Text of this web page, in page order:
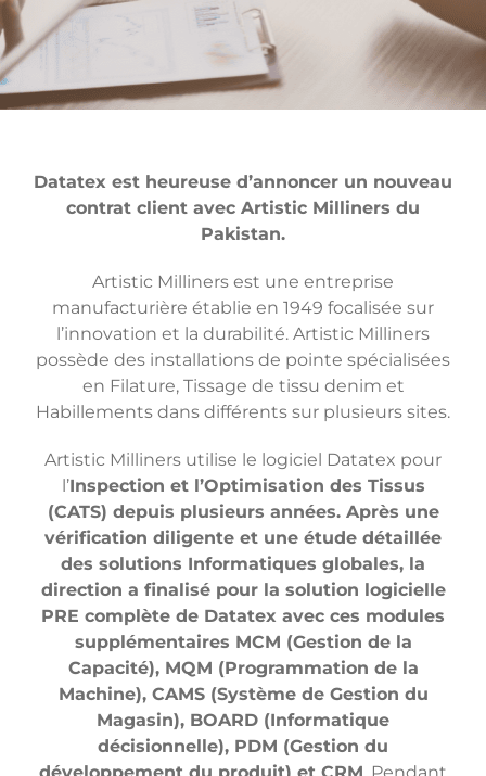
Datatex est heureuse d’annoncer un nouveau
contrat client avec Artistic Milliners du
Pakistan.
Artistic Milliners est une entreprise
manufacturière établie en 1949 focalisée sur
l’innovation et la durabilité. Artistic Milliners
possède des installations de pointe spécialisées
en Filature, Tissage de tissu denim et
Habillements dans différents sur plusieurs sites.
Artistic Milliners utilise le logiciel Datatex pour
l’Inspection et l’Optimisation des Tissus
(CATS) depuis plusieurs années. Après une
vérification diligente et une étude détaillée
des solutions Informatiques globales, la
direction a finalisé pour la solution logicielle
PRE complète de Datatex avec ces modules
supplémentaires MCM (Gestion de la
Capacité), MQM (Programmation de la
Machine), CAMS (Système de Gestion du
Magasin), BOARD (Informatique
décisionnelle), PDM (Gestion du